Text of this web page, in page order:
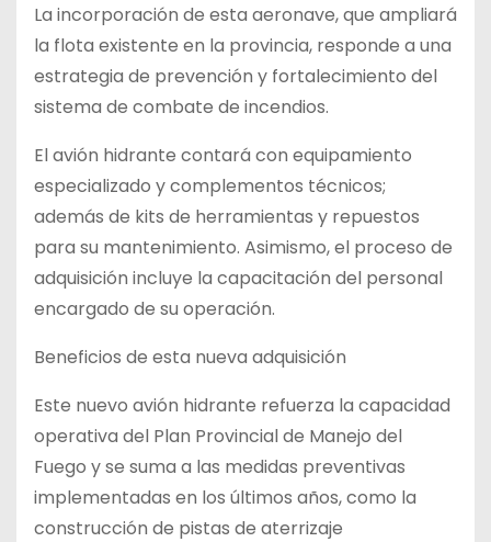
La incorporación de esta aeronave, que ampliará
la flota existente en la provincia, responde a una
estrategia de prevención y fortalecimiento del
sistema de combate de incendios.
El avión hidrante contará con equipamiento
especializado y complementos técnicos;
además de kits de herramientas y repuestos
para su mantenimiento. Asimismo, el proceso de
adquisición incluye la capacitación del personal
encargado de su operación.
Beneficios de esta nueva adquisición
Este nuevo avión hidrante refuerza la capacidad
operativa del Plan Provincial de Manejo del
Fuego y se suma a las medidas preventivas
implementadas en los últimos años, como la
construcción de pistas de aterrizaje